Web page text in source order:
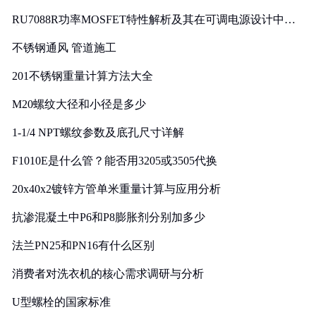
RU7088R功率MOSFET特性解析及其在可调电源设计中的
不锈钢通风 管道施工
201不锈钢重量计算方法大全
M20螺纹大径和小径是多少
1-1/4 NPT螺纹参数及底孔尺寸详解
F1010E是什么管？能否用3205或3505代换
20x40x2镀锌方管单米重量计算与应用分析
抗渗混凝土中P6和P8膨胀剂分别加多少
法兰PN25和PN16有什么区别
消费者对洗衣机的核心需求调研与分析
U型螺栓的国家标准